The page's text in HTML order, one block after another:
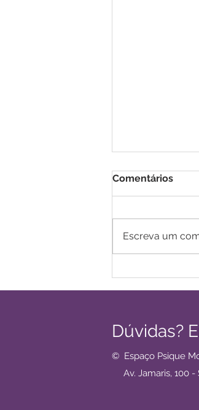
Comentários
Escreva um
© Espaço Psique
Av. Jamaris, 100
Dúvidas?